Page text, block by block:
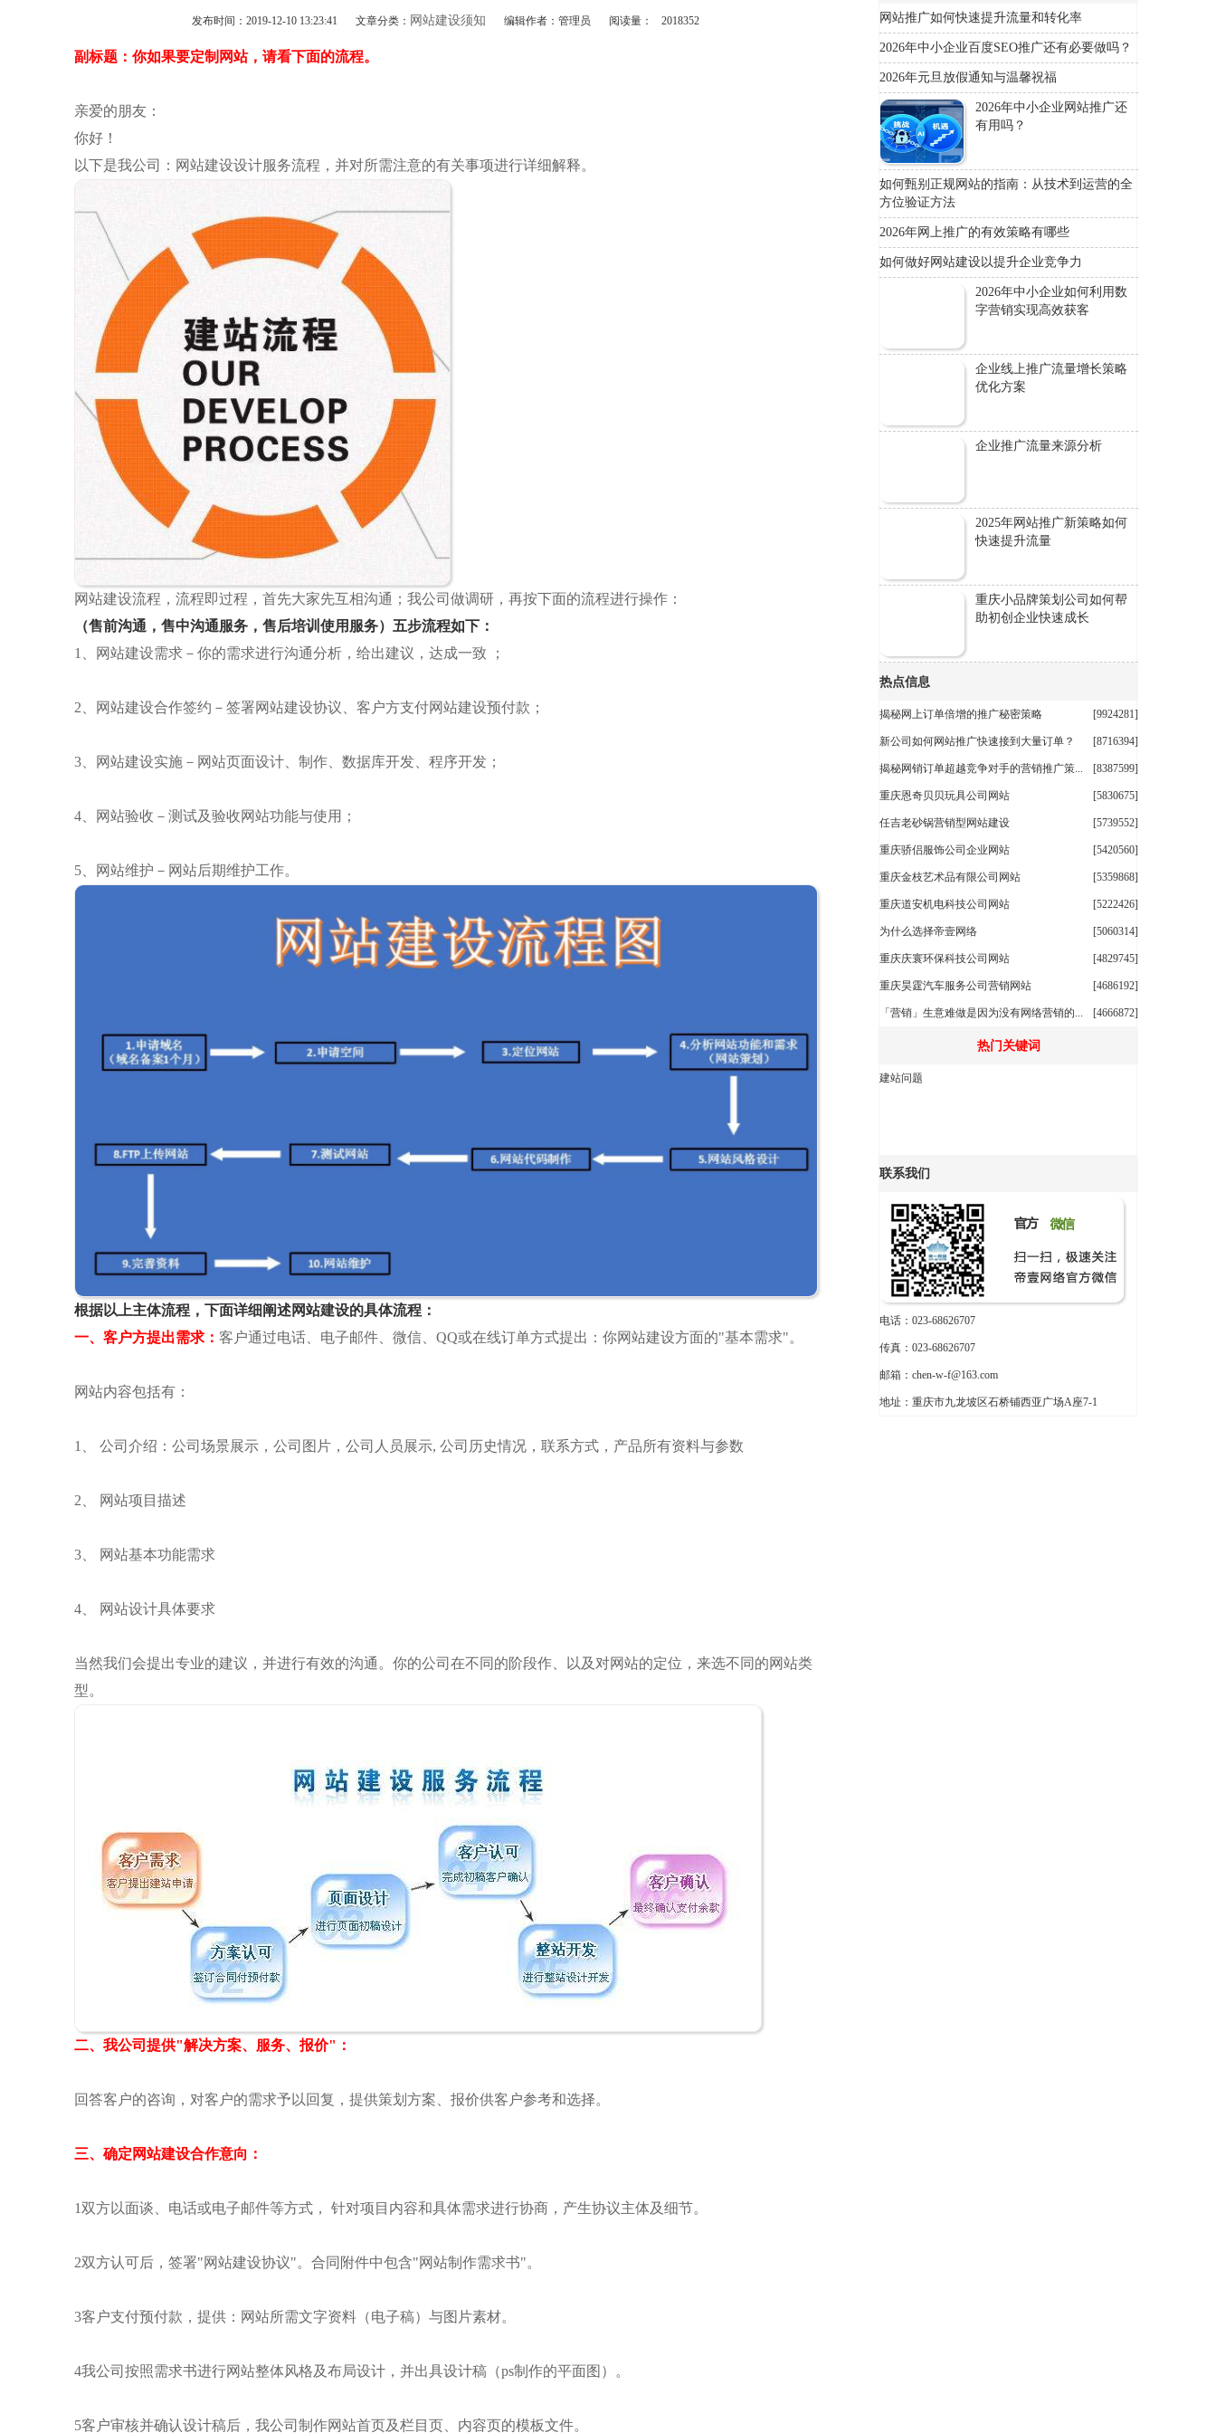
发布时间：2019-12-10 13:23:41 文章分类： 网站建设须知 编辑作者：管理员 阅读量： 2018352
副标题：你如果要定制网站，请看下面的流程。
亲爱的朋友：
你好！
以下是我公司：网站建设设计服务流程，并对所需注意的有关事项进行详细解释。
网站建设流程，流程即过程，首先大家先互相沟通；我公司做调研，再按下面的流程进行操作：
（售前沟通，售中沟通服务，售后培训使用服务）五步流程如下：
1、网站建设需求－你的需求进行沟通分析，给出建议，达成一致 ；
2、网站建设合作签约－签署网站建设协议、客户方支付网站建设预付款；
3、网站建设实施－网站页面设计、制作、数据库开发、程序开发；
4、网站验收－测试及验收网站功能与使用；
5、网站维护－网站后期维护工作。
根据以上主体流程，下面详细阐述网站建设的具体流程：
一、客户方提出需求： 客户通过电话、电子邮件、微信、QQ或在线订单方式提出：你网站建设方面的"基本需求"。
网站内容包括有：
1、 公司介绍：公司场景展示，公司图片，公司人员展示, 公司历史情况，联系方式，产品所有资料与参数
2、 网站项目描述
3、 网站基本功能需求
4、 网站设计具体要求
当然我们会提出专业的建议，并进行有效的沟通。你的公司在不同的阶段作、以及对网站的定位，来选不同的网站类
型。
二、我公司提供"解决方案、服务、报价"：
回答客户的咨询，对客户的需求予以回复，提供策划方案、报价供客户参考和选择。
三、确定网站建设合作意向：
1双方以面谈、电话或电子邮件等方式， 针对项目内容和具体需求进行协商，产生协议主体及细节。
2双方认可后，签署"网站建设协议"。合同附件中包含"网站制作需求书"。
3客户支付预付款，提供：网站所需文字资料（电子稿）与图片素材。
4我公司按照需求书进行网站整体风格及布局设计，并出具设计稿（ps制作的平面图）。
5客户审核并确认设计稿后，我公司制作网站首页及栏目页、内容页的模板文件。
网站推广如何快速提升流量和转化率
2026年中小企业百度SEO推广还有必要做吗？
2026年元旦放假通知与温馨祝福
2026年中小企业网站推广还
有用吗？
如何甄别正规网站的指南：从技术到运营的全
方位验证方法
2026年网上推广的有效策略有哪些
如何做好网站建设以提升企业竞争力
2026年中小企业如何利用数
字营销实现高效获客
企业线上推广流量增长策略
优化方案
企业推广流量来源分析
2025年网站推广新策略如何
快速提升流量
重庆小品牌策划公司如何帮
助初创企业快速成长
热点信息
揭秘网上订单倍增的推广秘密策略 [9924281]
新公司如何网站推广快速接到大量订单？ [8716394]
揭秘网销订单超越竞争对手的营销推广策... [8387599]
重庆恩奇贝贝玩具公司网站 [5830675]
任吉老砂锅营销型网站建设 [5739552]
重庆骄侣服饰公司企业网站 [5420560]
重庆金枝艺术品有限公司网站 [5359868]
重庆道安机电科技公司网站 [5222426]
为什么选择帝壹网络 [5060314]
重庆庆寰环保科技公司网站 [4829745]
重庆昊霆汽车服务公司营销网站 [4686192]
「营销」生意难做是因为没有网络营销的... [4666872]
热门关键词
建站问题
联系我们
电话：023-68626707
传真：023-68626707
邮箱：chen-w-f@163.com
地址：重庆市九龙坡区石桥铺西亚广场A座7-1